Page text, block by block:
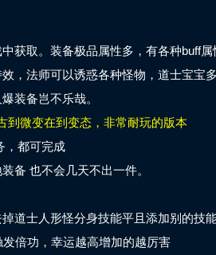
获取。装备极品属性多，有各种buff
，法师可以诱惑各种怪物，道士宝宝
装备岂不乐哉。
到微变在到变态，非常耐玩的版本
，都可完成
备 也不会几天不出一件。
道士人形怪分身技能平且添加别的技能
倍功，幸运越高增加的越厉害